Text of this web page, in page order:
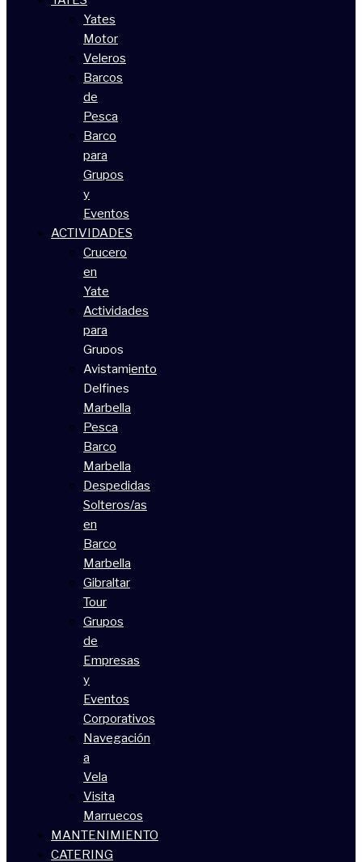
Yates
Motor
Veleros
Barcos
de
Pesca
Barco
para
Grupos
y
Eventos
ACTIVIDADES
Crucero
en
Yate
Actividades
para
Grupos
Avistamiento
Delfines
Marbella
Pesca
Barco
Marbella
Despedidas
Solteros/as
en
Barco
Marbella
Gibraltar
Tour
Grupos
de
Empresas
y
Eventos
Corporativos
Navegación
a
Vela
Visita
Marruecos
MANTENIMIENTO
CATERING